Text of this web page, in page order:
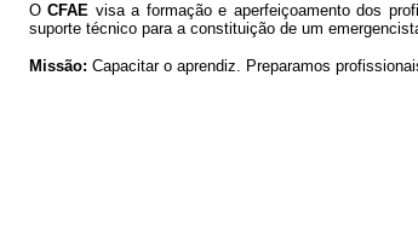
OCFAE visa a formação e aperfeiçoamento dos
suporte técnico para a constituição de um
Missão: Capacitar o aprendiz. Preparamos